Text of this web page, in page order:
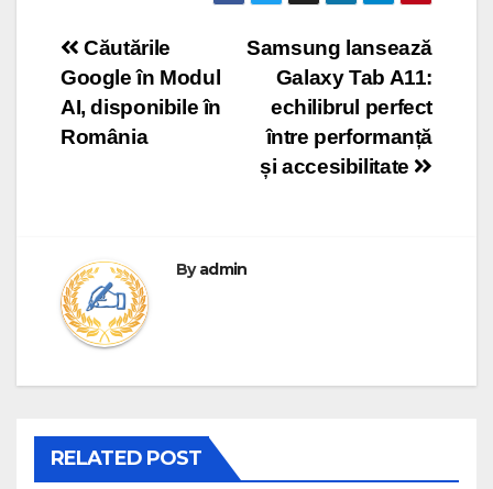
Post
navigation
Samsung lansează
Galaxy Tab A11:
echilibrul perfect
între performanță
și accesibilitate
Căutările
Google în Modul
AI, disponibile în
România
Byadmin
RELATED POST